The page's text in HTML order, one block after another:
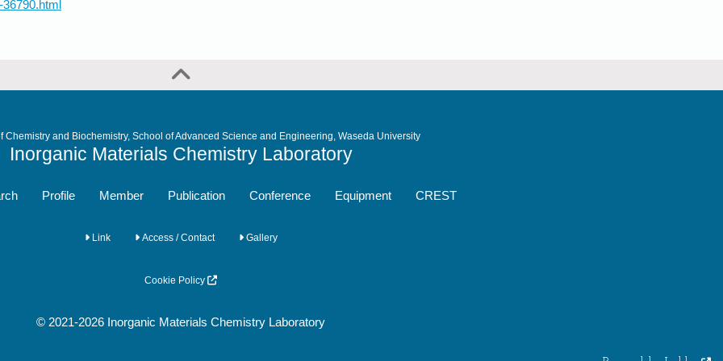
Chemistry and Biochemistry, School of Advanced Science and Engineering, Waseda University
Inorganic Materials Chemistry Laboratory
Profile Member Publication Conference Equipment CREST
Link Access / Contact Gallery
Cookie Policy
© 2021-2026 Inorganic Materials Chemistry Laboratory